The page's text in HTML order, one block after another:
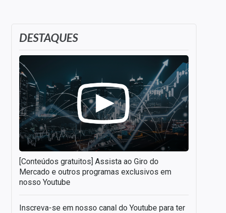
DESTAQUES
[Conteúdos gratuitos] Assista ao Giro do
Mercado e outros programas exclusivos em
nosso Youtube
Inscreva-se em nosso canal do Youtube para ter